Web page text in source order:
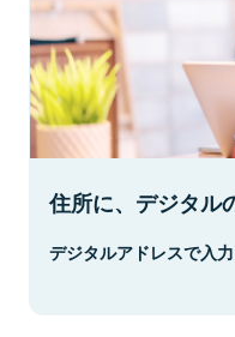
住所に、デジタル
デジタルアドレスで入